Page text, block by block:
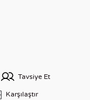
Tavsiye Et
Karşılaştır